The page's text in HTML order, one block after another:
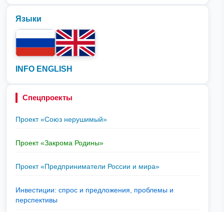
Языки
INFO ENGLISH
Спецпроекты
Проект «Союз нерушимый»
Проект «Закрома Родины»
Проект «Предприниматели России и мира»
Инвестиции: спрос и предложения, проблемы и
перспективы